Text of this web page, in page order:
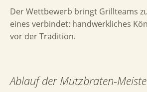
Der Wettbewerb bringt Grillteams
eines verbindet: handwerkliches
vor der Tradition.
Ablauf der Mutzbraten-